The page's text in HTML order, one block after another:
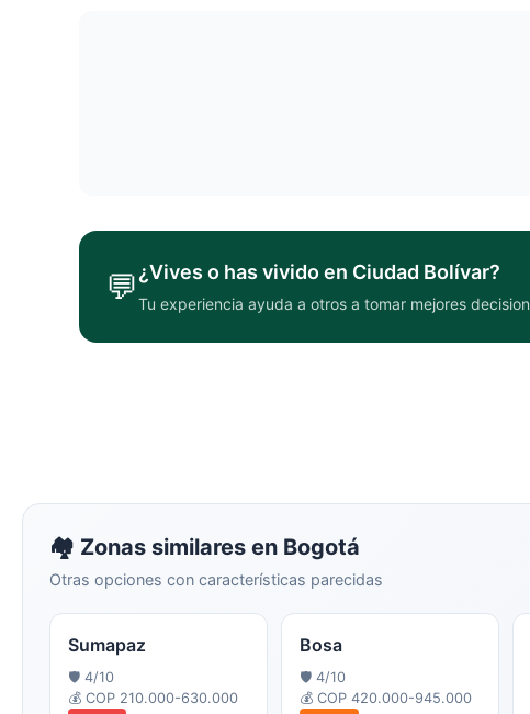
💬¿Vives o has vivido en Ciudad Bolívar?
Tu experiencia ayuda a otros a tomar mejores
🏘️ Zonas similares en Bogotá
Otras opciones con características parecidas
Sumapaz
🛡️ 4/10
💰 COP 210.000-630.000
Bosa
🛡️ 4/10
💰 COP 420.000-945.000